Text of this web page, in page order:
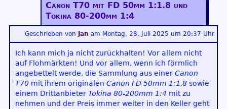
Canon T70 mit FD 50mm 1:1.8 und
Tokina 80-200mm 1:4
Geschrieben von Jan am Montag, 28. Juli 2025 um 20:37 Uhr
Ich kann mich ja nicht zurückhalten! Vor allem nicht
auf Flohmärkten! Und vor allem, wenn ich förmlich
angebettelt werde, die Sammlung aus einer Canon
T70 mit ihrem originalen Canon FD 50mm 1:1.8 sowie
einem Drittanbieter Tokina 80-200mm 1:4 mit zu
nehmen und der Preis immer weiter in den Keller geht